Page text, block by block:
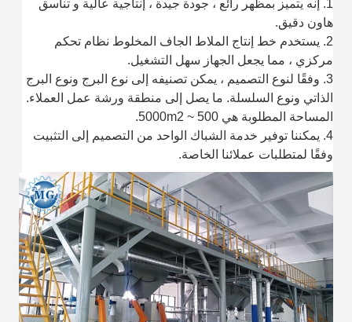
1. إنه يتميز بمظهر رائع ، جودة جيدة ، إنتاجية عالية و تناسق
هاون دقيق.
2. يستخدم خط إنتاج الملاط الجاف المخلوط نظام تحكم
مركزي ، مما يجعل الجهاز سهل التشغيل.
3. وفقًا لنوع التصميم ، يمكن تصنيفه إلى نوع البرج ونوع البرج
الذاتي ونوع السلسلة. ما يصل إلى منطقة ورشة عمل العملاء.
المساحة المطلوبة هي 500 ~ 5000m2.
4. يمكننا توفير خدمة الشباك الواحد من التصميم إلى التثبيت
وفقًا لمتطلبات عملائنا الخاصة.